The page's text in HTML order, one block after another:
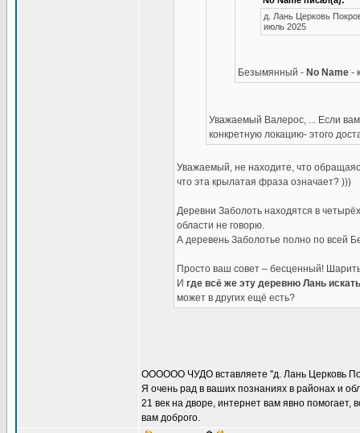
д. Лань Церковь
июль 2025
Безымянный - No Name -
Уважаемый Валерос, ... Если
конкретную локацию- этого
Уважаемый, не находите, что
что эта крылатая фраза означает? )))
Деревни Заболоть находятся в
области не говорю.
А деревень Заболотье полно по всей
Просто ваш совет – бесценный!
И где всё же эту деревню Лань искать
может в других ещё есть?
ОООООО ЧУДО вставляете ''д. Лань Церковь
Я очень рад в ваших познаниях в районах и
21 век на дворе, интернет вам явно помогает,
вам доброго.